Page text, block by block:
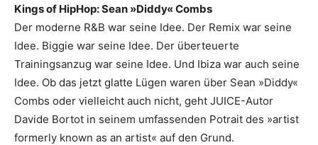
Kings of HipHop: Sean »Diddy« Combs
Der moderne R&B war seine Idee. Der Remix war seine
Idee. Biggie war seine Idee. Der überteuerte
Trainingsanzug war seine Idee. Und Ibiza war auch seine
Idee. Ob das jetzt glatte Lügen waren über Sean »Diddy«
Combs oder vielleicht auch nicht, geht JUICE-Autor
Davide Bortot in seinem umfassenden Potrait des »artist
formerly known as an artist« auf den Grund.